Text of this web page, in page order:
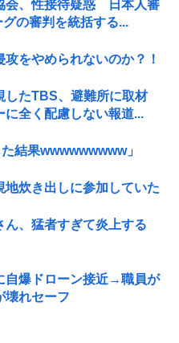
会、性接待疑惑 日本人審
の審判を統括する...
をやめられないのか？！
したTBS、避難所に取材
全く配慮しない報道...
結果wwwwwwwww」
炊き出しに参加していた
ん、猛者すぎて炎上する
自爆ドローン接近→職員が
壊れセーフ